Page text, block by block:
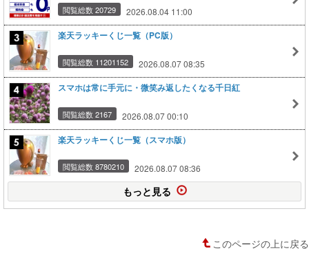
閲覧総数 20729 2026.08.04 11:00
楽天ラッキーくじ一覧（PC版）
閲覧総数 11201152 2026.08.07 08:35
スマホは常に手元に・微笑み返したくなる千日紅
閲覧総数 2167 2026.08.07 00:10
楽天ラッキーくじ一覧（スマホ版）
閲覧総数 8780210 2026.08.07 08:36
もっと見る
このページの上に戻る